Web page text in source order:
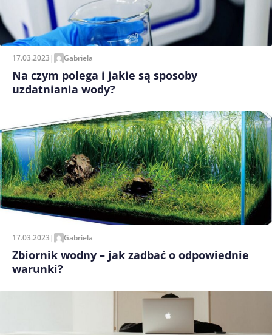
17.03.2023| Gabriela
Na czym polega i jakie są sposoby
uzdatniania wody?
17.03.2023| Gabriela
Zbiornik wodny – jak zadbać o odpowiednie
warunki?